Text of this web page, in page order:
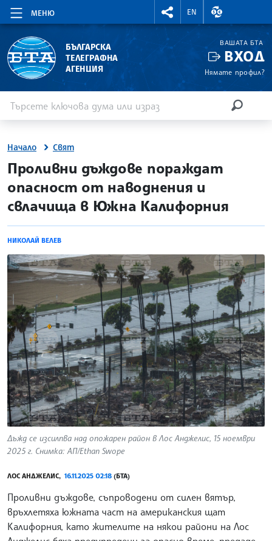
МЕНЮ
RIGHTMENU.SOCIAL
EN
ВАЛУТНИ
БЪЛГАРСКА
ТЕЛЕГРАФНА
АГЕНЦИЯ
ВАШАТА БТА
ВХОД
Нямате профил?
Начало Свят
site.bta
Проливни дъждове пораждат
опасност от наводнения и
свлачища в Южна Калифорния
НИКОЛАЙ ВЕЛЕВ
Дъжд се изсилпва над опожарен район в Лос Анджелис, 15 ноември
2025 г. Снимка: АП/Ethan Swope
ЛОС АНДЖЕЛИС, 16.11.2025 02:18 (БТА)
Проливни дъждове, съпроводени от силен вятър,
връхлетяха южната част на американския щат
Калифорния, като жителите на някои райони на Лос